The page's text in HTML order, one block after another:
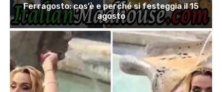
Ferragosto: cos’è e perché si festeggia il 15
agosto